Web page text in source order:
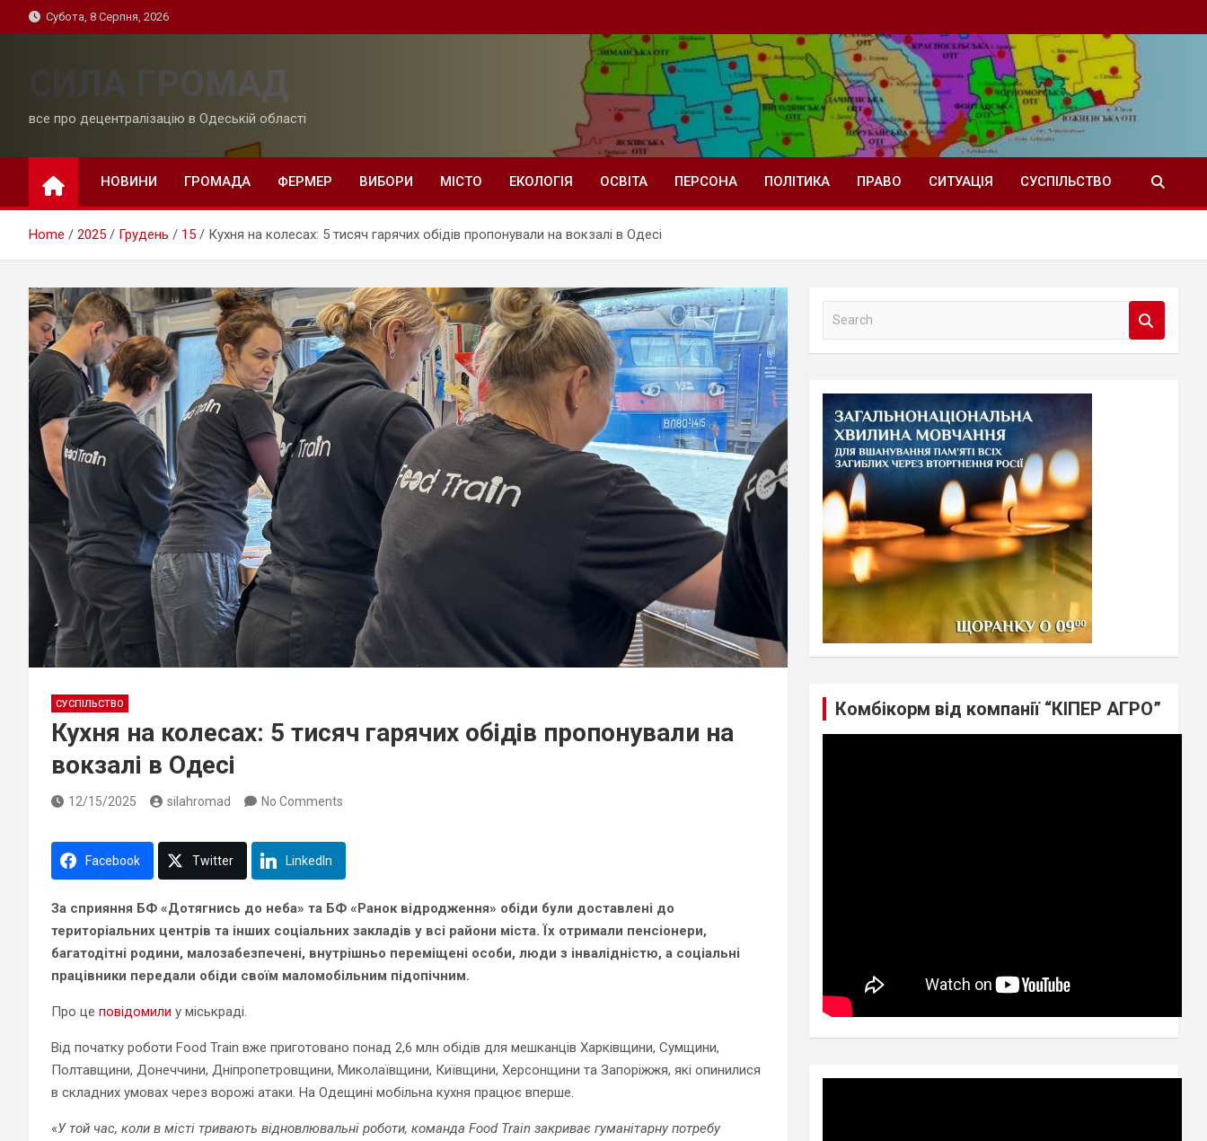
to
Субота, 8 Серпня, 2026
СИЛА ГРОМАД
все про децентралізацію в Одеській області
НОВИНИ ГРОМАДА ФЕРМЕР ВИБОРИ МІСТО ЕКОЛОГІЯ ОСВІТА ПЕРСОНА ПОЛІТИКА ПРАВО СИТУАЦІЯ СУСПІЛЬСТВО
Home 2025 Грудень 15 Кухня на колесах: 5 тисяч гарячих обідів пропонували на вокзалі в Одесі
СУСПІЛЬСТВО
Кухня на колесах: 5 тисяч гарячих обідів пропонували на
вокзалі в Одесі
12/15/2025 silahromad No Comments
Facebook Twitter LinkedIn
За сприяння БФ «Дотягнись до неба» та БФ «Ранок відродження» обіди були доставлені до
територіальних центрів та інших соціальних закладів у всі райони міста. Їх отримали пенсіонери,
багатодітні родини, малозабезпечені, внутрішньо переміщені особи, люди з інвалідністю, а соціальні
працівники передали обіди своїм маломобільним підопічним.
Про це повідомили у міськраді.
Від початку роботи Food Train вже приготовано понад 2,6 млн обідів для мешканців Харківщини, Сумщини,
Полтавщини, Донеччини, Дніпропетровщини, Миколаївщини, Київщини, Херсонщини та Запоріжжя, які опинилися
в складних умовах через ворожі атаки. На Одещині мобільна кухня працює вперше.
«У той час, коли в місті тривають відновлювальні роботи, команда Food Train закриває гуманітарну потребу
a
Комбікорм від компанії “КІПЕР АГРО”